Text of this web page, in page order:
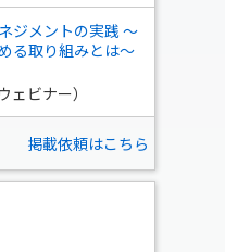
ジメントの実践 ～
る取り組みとは～
ビナー）
掲載依頼はこちら